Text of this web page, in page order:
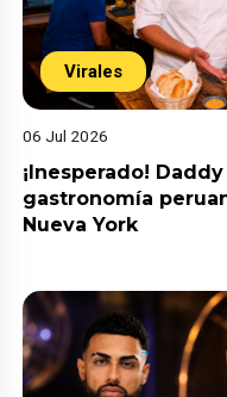
Virales
06 Jul 2026
¡Inesperado!
gastronomía
Nueva York